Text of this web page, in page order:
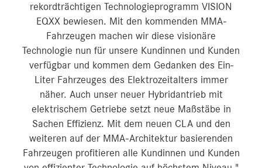
rekordträchtigen Technologieprogramm VISION
EQXX bewiesen. Mit den kommenden MMA-
Fahrzeugen machen wir diese visionäre
Technologie nun für unsere Kundinnen und Kunden
verfügbar und kommen dem Gedanken des Ein-
Liter Fahrzeuges des Elektrozeitalters immer
näher. Auch unser neuer Hybridantrieb mit
elektrischem Getriebe setzt neue Maßstäbe in
Sachen Effizienz. Mit dem neuen CLA und den
weiteren auf der MMA-Architektur basierenden
Fahrzeugen profitieren alle Kundinnen und Kunden